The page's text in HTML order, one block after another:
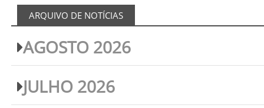
ARQUIVO DE NOTÍCIAS
AGOSTO 2026
JULHO 2026